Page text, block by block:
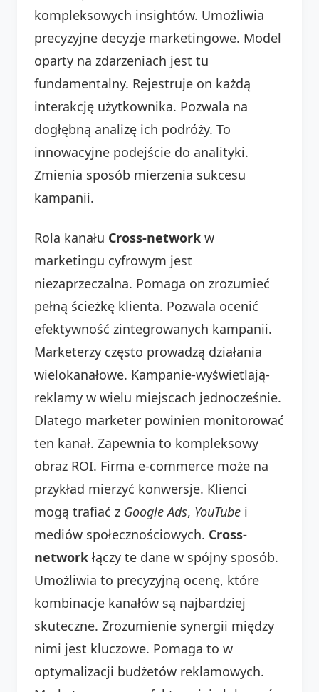
kompleksowych insightów. Umożliwia
precyzyjne decyzje marketingowe. Model
oparty na zdarzeniach jest tu
fundamentalny. Rejestruje on każdą
interakcję użytkownika. Pozwala na
dogłębną analizę ich podróży. To
innowacyjne podejście do analityki.
Zmienia sposób mierzenia sukcesu
kampanii.
Rola kanału Cross-network w
marketingu cyfrowym jest
niezaprzeczalna. Pomaga on zrozumieć
pełną ścieżkę klienta. Pozwala ocenić
efektywność zintegrowanych kampanii.
Marketerzy często prowadzą działania
wielokanałowe. Kampanie-wyświetlają-
reklamy w wielu miejscach jednocześnie.
Dlatego marketer powinien monitorować
ten kanał. Zapewnia to kompleksowy
obraz ROI. Firma e-commerce może na
przykład mierzyć konwersje. Klienci
mogą trafiać z Google Ads, YouTube i
mediów społecznościowych. Cross-
network łączy te dane w spójny sposób.
Umożliwia to precyzyjną ocenę, które
kombinacje kanałów są najbardziej
skuteczne. Zrozumienie synergii między
nimi jest kluczowe. Pomaga to w
optymalizacji budżetów reklamowych.